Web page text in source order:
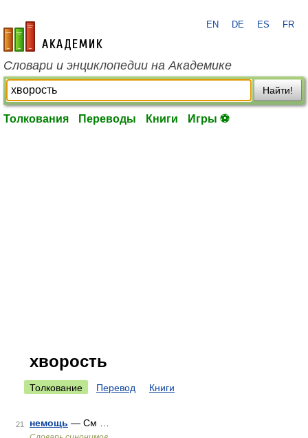
academic.ru
EN DE ES FR
Словари и энциклопедии на Академике
Найти!
Толкования Переводы Книги Игры ⚽
хворость
Толкование Перевод Книги
21 немощь — См …